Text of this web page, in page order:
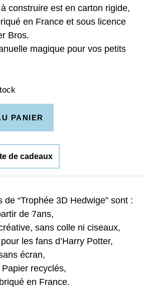
construire est en carton rigide,
en France et sous licence
Bros.
magique pour vos petits
PANIER
de cadeaux
de “Trophée 3D Hedwige” sont :
de 7ans,
sans colle ni ciseaux,
les fans d’Harry Potter,
écran,
recyclés,
en France.